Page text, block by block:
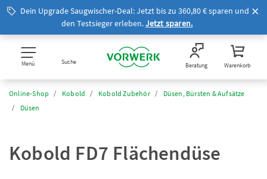
Dein Upgrade Saugwischer-Deal: Jetzt bis zu 360,80 € sparen und
den Testsieger erleben.Jetzt sparen.
Menü Suche Beratung Warenkorb
Online-Shop Kobold Kobold Zubehör
Düsen, Bürsten & Aufsätze
Düsen
Kobold FD7 Flächendüse